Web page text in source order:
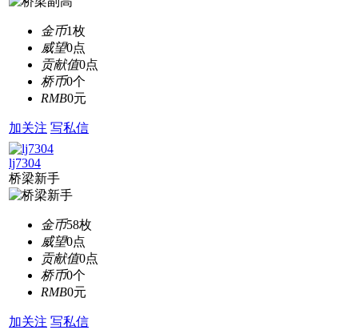
金币1枚
威望0点
贡献值0点
桥币0个
RMB0元
加关注 写私信
lj7304
桥梁新手
金币58枚
威望0点
贡献值0点
桥币0个
RMB0元
加关注 写私信